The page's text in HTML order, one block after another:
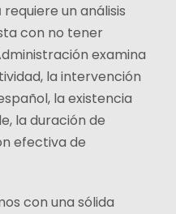
requiere un análisis
con no tener
examina
la intervención
la existencia
la duración de
efectiva de
con una sólida